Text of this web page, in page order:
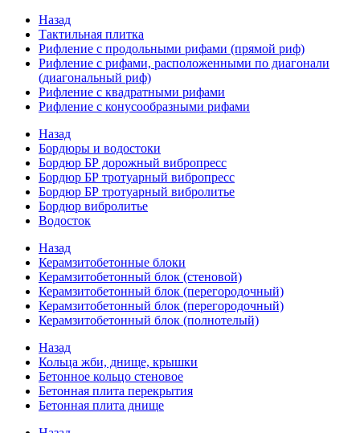
Назад
Тактильная плитка
Рифление с продольными рифами (прямой риф)
Рифление с рифами, расположенными по диагонали
(диагональный риф)
Рифление с квадратными рифами
Рифление с конусообразными рифами
Назад
Бордюры и водостоки
Бордюр БР дорожный вибропресс
Бордюр БР тротуарный вибропресс
Бордюр БР тротуарный вибролитье
Бордюр вибролитье
Водосток
Назад
Керамзитобетонные блоки
Керамзитобетонный блок (стеновой)
Керамзитобетонный блок (перегородочный)
Керамзитобетонный блок (перегородочный)
Керамзитобетонный блок (полнотелый)
Назад
Кольца жби, днище, крышки
Бетонное кольцо стеновое
Бетонная плита перекрытия
Бетонная плита днище